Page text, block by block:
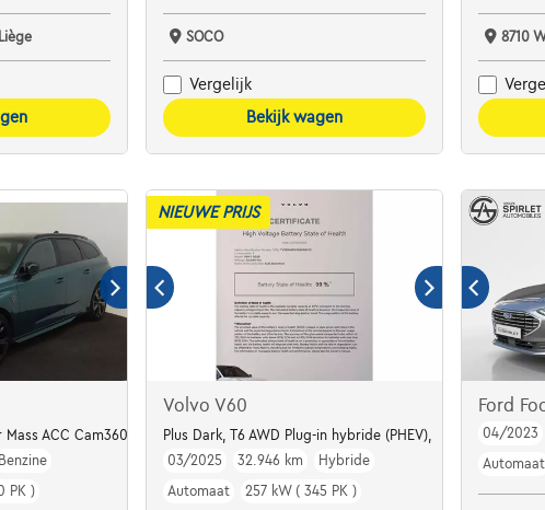
SOCO
Vergelijk
Bekijk wagen
8710
ACC Cam360° LED Keyless E-Klep HiFi 1.2PT 130PK S/S EAT8
Benzine
PK )
NIEUWE PRIJS
Volvo V60
Plus Dark, T6 AWD Plug-in hybride (PHEV),
03/2025
32.946 km
Hybride
Automaat
257 kW ( 345 PK )
Ford
04/2023
Automaat